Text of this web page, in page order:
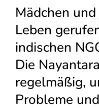
Mädchen
Leben
indischen
Die
regelmäßig,
Probleme